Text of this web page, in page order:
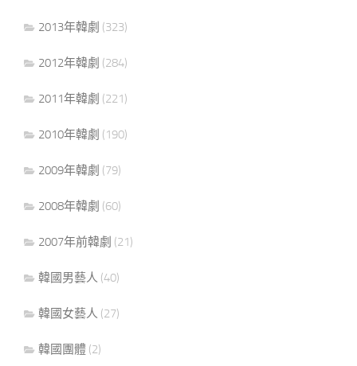
2013年韓劇 (323)
2012年韓劇 (284)
2011年韓劇 (221)
2010年韓劇 (190)
2009年韓劇 (79)
2008年韓劇 (60)
2007年前韓劇 (21)
韓國男藝人 (40)
韓國女藝人 (27)
韓國團體 (2)